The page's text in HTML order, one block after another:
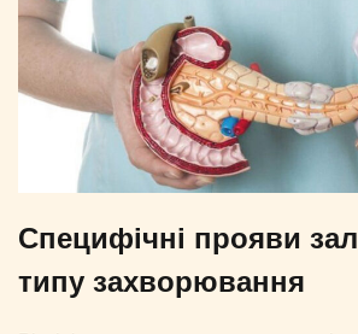
Специфічні прояви
типу захворювання